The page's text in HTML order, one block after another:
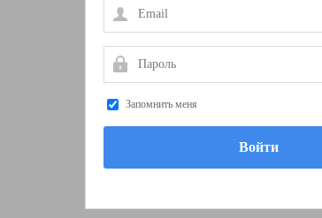
Email
Пароль
Запомнить меня